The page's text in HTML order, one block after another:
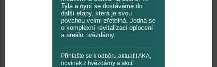
Tyla a nyní se dostáváme do
další etapy, která je svou
povahou velmi zřetelná. Jedná se
o komplexní revitalizaci oplocení
a areálu hvězdárny.
Přihlašte se k odběru aktualit AKA,
novinek z hvězdárny a akcí: